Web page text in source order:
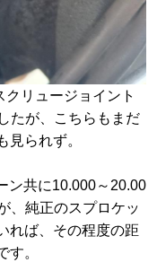
リュージョイント
たが、こちらもまだ
見られず。
ン共に10.000～20.00
、純正のスプロケッ
れば、その程度の距
す。